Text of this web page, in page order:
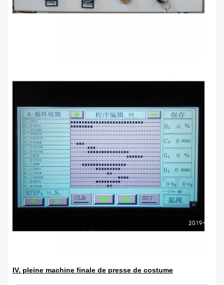
IV. pleine machine finale de presse de costume